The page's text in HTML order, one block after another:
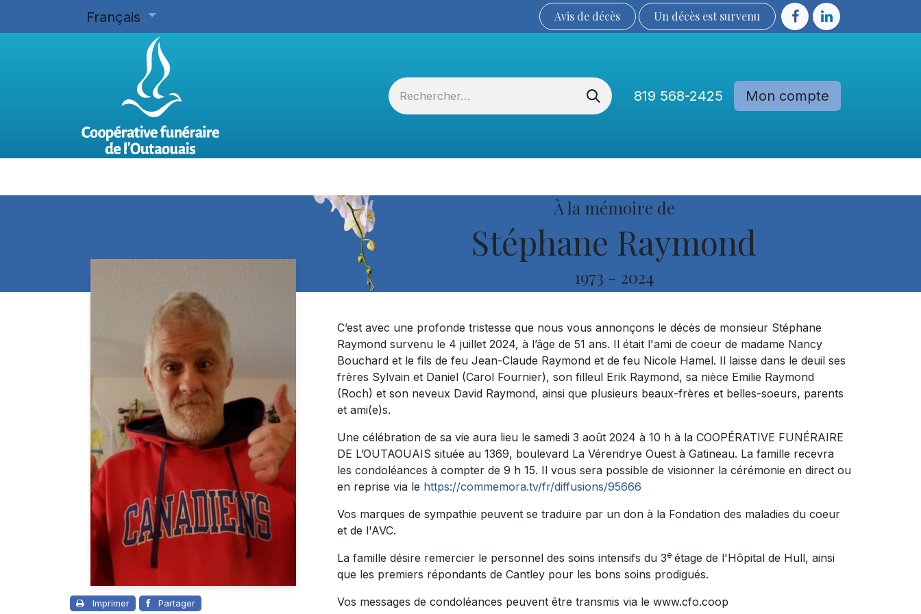
Français Avis de décès Un décès est sur​​​​​​​​ve​nu​​​​​​​​​​
819 568-2425 Mon compte
À la mémoire de
Stéphane Raymond
1973 - 2024
Imprimer Partager
C’est avec une profonde tristesse que nous vous annonçons le décès de monsieur Stéphane
Raymond survenu le 4 juillet 2024, à l’âge de 51 ans. Il était l'ami de coeur de madame Nancy
Bouchard et le fils de feu Jean-Claude Raymond et de feu Nicole Hamel. Il laisse dans le deuil ses
frères Sylvain et Daniel (Carol Fournier), son filleul Erik Raymond, sa nièce Emilie Raymond
(Roch) et son neveux David Raymond, ainsi que plusieurs beaux-frères et belles-soeurs, parents
et ami(e)s.
Une célébration de sa vie aura lieu le samedi 3 août 2024 à 10 h à la COOPÉRATIVE FUNÉRAIRE
DE L’OUTAOUAIS située au 1369, boulevard La Vérendrye Ouest à Gatineau. La famille recevra
les condoléances à compter de 9 h 15. Il vous sera possible de visionner la cérémonie en direct ou
en reprise via le https://commemora.tv/fr/diffusions/95666
Vos marques de sympathie peuvent se traduire par un don à la Fondation des maladies du coeur
et de l'AVC.
La famille désire remercier le personnel des soins intensifs du 3e étage de l'Hôpital de Hull, ainsi
que les premiers répondants de Cantley pour les bons soins prodigués.
Vos messages de condoléances peuvent être transmis via le www.cfo.coop